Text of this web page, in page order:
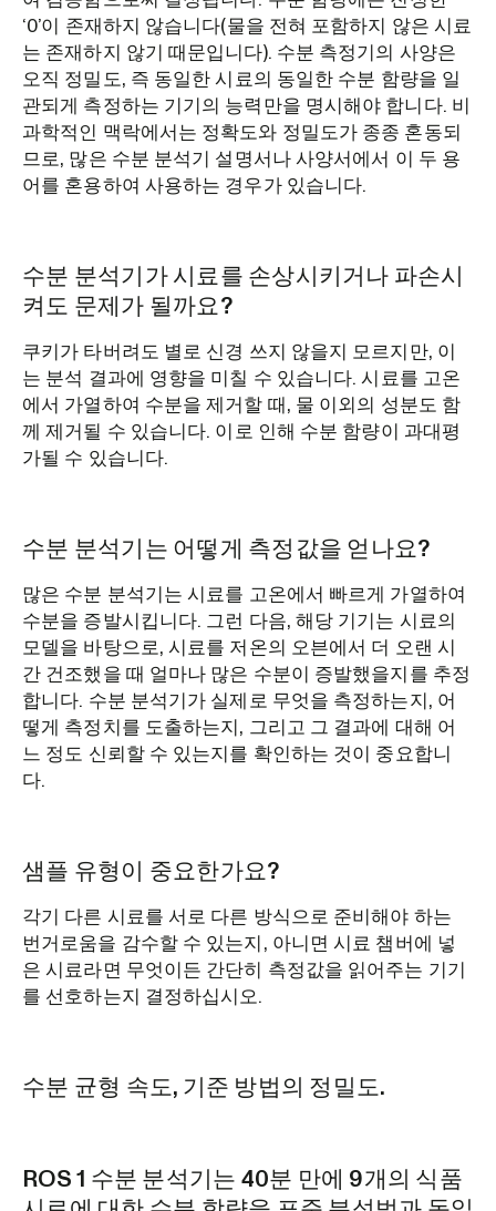
‘0’이 존재하지 않습니다(물을 전혀 포함하지 않은 시료
는 존재하지 않기 때문입니다). 수분 측정기의 사양은
오직 정밀도, 즉 동일한 시료의 동일한 수분 함량을 일
관되게 측정하는 기기의 능력만을 명시해야 합니다. 비
과학적인 맥락에서는 정확도와 정밀도가 종종 혼동되
므로, 많은 수분 분석기 설명서나 사양서에서 이 두 용
어를 혼용하여 사용하는 경우가 있습니다.
수분 분석기가 시료를 손상시키거나 파손시
켜도 문제가 될까요?
쿠키가 타버려도 별로 신경 쓰지 않을지 모르지만, 이
는 분석 결과에 영향을 미칠 수 있습니다. 시료를 고온
에서 가열하여 수분을 제거할 때, 물 이외의 성분도 함
께 제거될 수 있습니다. 이로 인해 수분 함량이 과대평
가될 수 있습니다.
수분 분석기는 어떻게 측정값을 얻나요?
많은 수분 분석기는 시료를 고온에서 빠르게 가열하여
수분을 증발시킵니다. 그런 다음, 해당 기기는 시료의
모델을 바탕으로, 시료를 저온의 오븐에서 더 오랜 시
간 건조했을 때 얼마나 많은 수분이 증발했을지를 추정
합니다. 수분 분석기가 실제로 무엇을 측정하는지, 어
떻게 측정치를 도출하는지, 그리고 그 결과에 대해 어
느 정도 신뢰할 수 있는지를 확인하는 것이 중요합니
다.
샘플 유형이 중요한가요?
각기 다른 시료를 서로 다른 방식으로 준비해야 하는
번거로움을 감수할 수 있는지, 아니면 시료 챔버에 넣
은 시료라면 무엇이든 간단히 측정값을 읽어주는 기기
를 선호하는지 결정하십시오.
수분 균형 속도, 기준 방법의 정밀도.
ROS 1 수분 분석기는 40분 만에 9개의 식품